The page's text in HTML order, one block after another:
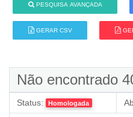
PESQUISA AVANÇADA
GERAR CSV
Não encontrado
Status: Homologada